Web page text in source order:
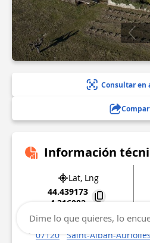
Consultar en
Información
Lat, Lng
44.439173
4.316082
710 chemin de la Vignasse
07120
Saint-Alban-Auriolles
Dime lo que quieres, lo